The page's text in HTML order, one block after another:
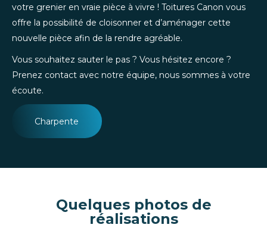
votre grenier en vraie pièce à vivre ! Toitures Canon vous
offre la possibilité de cloisonner et d’aménager cette
nouvelle pièce afin de la rendre agréable.
Vous souhaitez sauter le pas ? Vous hésitez encore ?
Prenez contact avec notre équipe, nous sommes à votre
écoute.
Charpente
Quelques photos de
réalisations